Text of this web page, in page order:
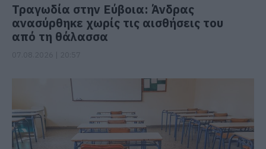
Τραγωδία στην Εύβοια: Άνδρας
ανασύρθηκε χωρίς τις αισθήσεις του
από τη θάλασσα